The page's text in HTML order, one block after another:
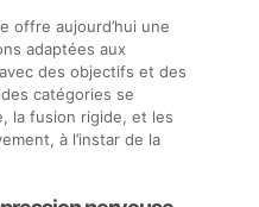
offre aujourd’hui une
adaptées aux
des objectifs et des
catégories se
la fusion rigide, et les
à l’instar de la